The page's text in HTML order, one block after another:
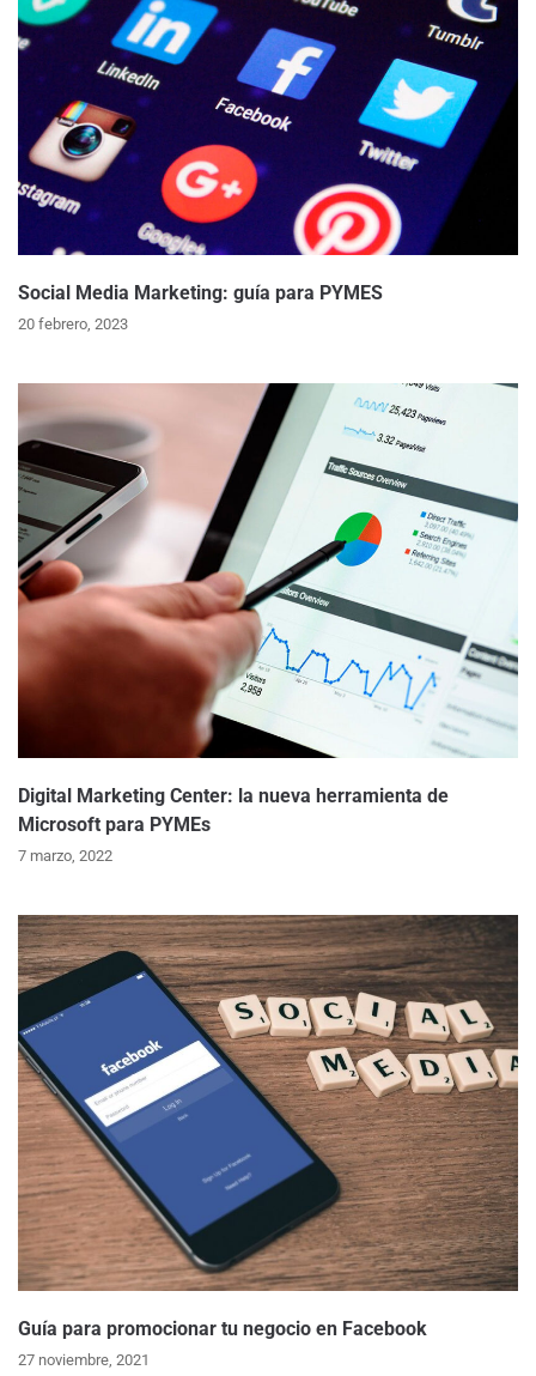
Social Media Marketing: guía para PYMES
20 febrero, 2023
Digital Marketing Center: la nueva herramienta de
Microsoft para PYMEs
7 marzo, 2022
Guía para promocionar tu negocio en Facebook
27 noviembre, 2021